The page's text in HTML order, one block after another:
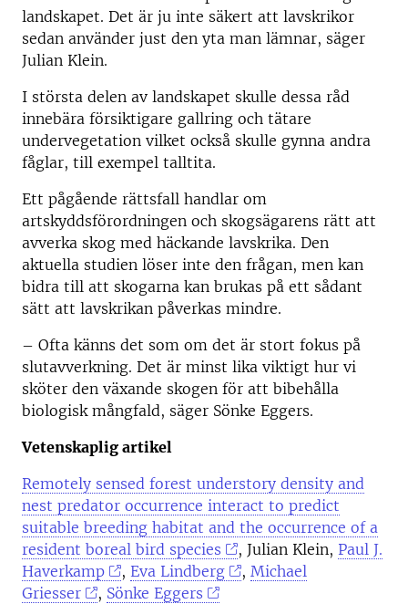
landskapet. Det är ju inte säkert att lavskrikor
sedan använder just den yta man lämnar, säger
Julian Klein.
I största delen av landskapet skulle dessa råd
innebära försiktigare gallring och tätare
undervegetation vilket också skulle gynna andra
fåglar, till exempel talltita.
Ett pågående rättsfall handlar om
artskyddsförordningen och skogsägarens rätt att
avverka skog med häckande lavskrika. Den
aktuella studien löser inte den frågan, men kan
bidra till att skogarna kan brukas på ett sådant
sätt att lavskrikan påverkas mindre.
– Ofta känns det som om det är stort fokus på
slutavverkning. Det är minst lika viktigt hur vi
sköter den växande skogen för att bibehålla
biologisk mångfald, säger Sönke Eggers.
Vetenskaplig artikel
Remotely sensed forest understory density and
nest predator occurrence interact to predict
suitable breeding habitat and the occurrence of a
resident boreal bird species
, Julian Klein, Paul J.
Haverkamp
, Eva Lindberg , Michael
Griesser
, Sönke Eggers